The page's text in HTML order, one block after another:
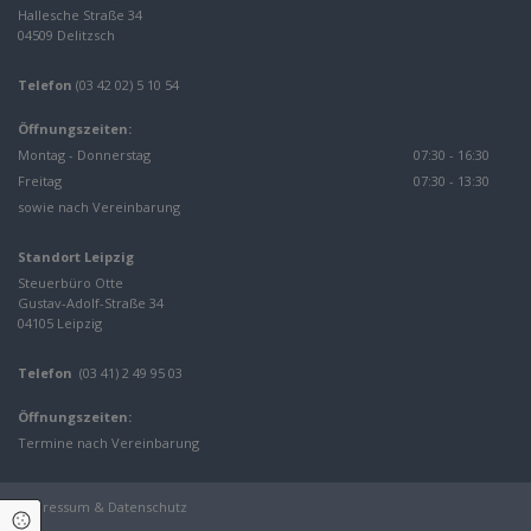
Hallesche Straße 34
04509 Delitzsch
Telefon (03 42 02) 5 10 54
Öffnungszeiten:
Montag - Donnerstag
07:30 - 16:30
Freitag
07:30 - 13:30
sowie nach Vereinbarung
Standort Leipzig
Steuerbüro Otte
Gustav-Adolf-Straße 34
04105 Leipzig
Telefon (03 41) 2 49 95 03
Öffnungszeiten:
Termine nach Vereinbarung
Impressum & Datenschutz